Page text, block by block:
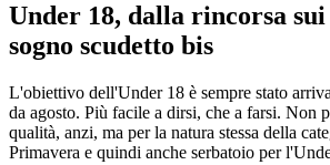
Under 18, dalla rincorsa
sogno scudetto bis
L'obiettivo dell'Under 18 è sempre stato
da agosto. Più facile a dirsi, che a farsi. Non
qualità, anzi, ma per la natura stessa della
Primavera e quindi anche serbatoio per